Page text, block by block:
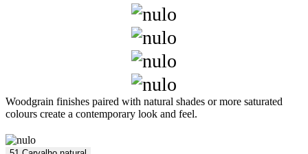
Woodgrain finishes paired with natural shades or more saturated
colours create a contemporary look and feel.